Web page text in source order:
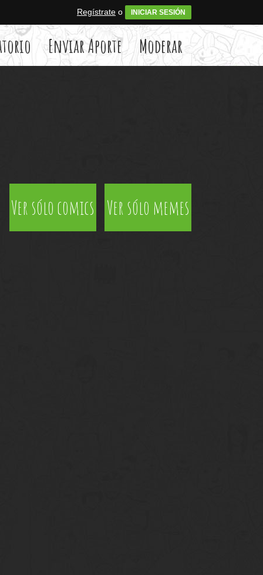
Regístrate o INICIAR SESIÓN
Enviar Aporte Moderar
Ver sólo comics Ver sólo memes